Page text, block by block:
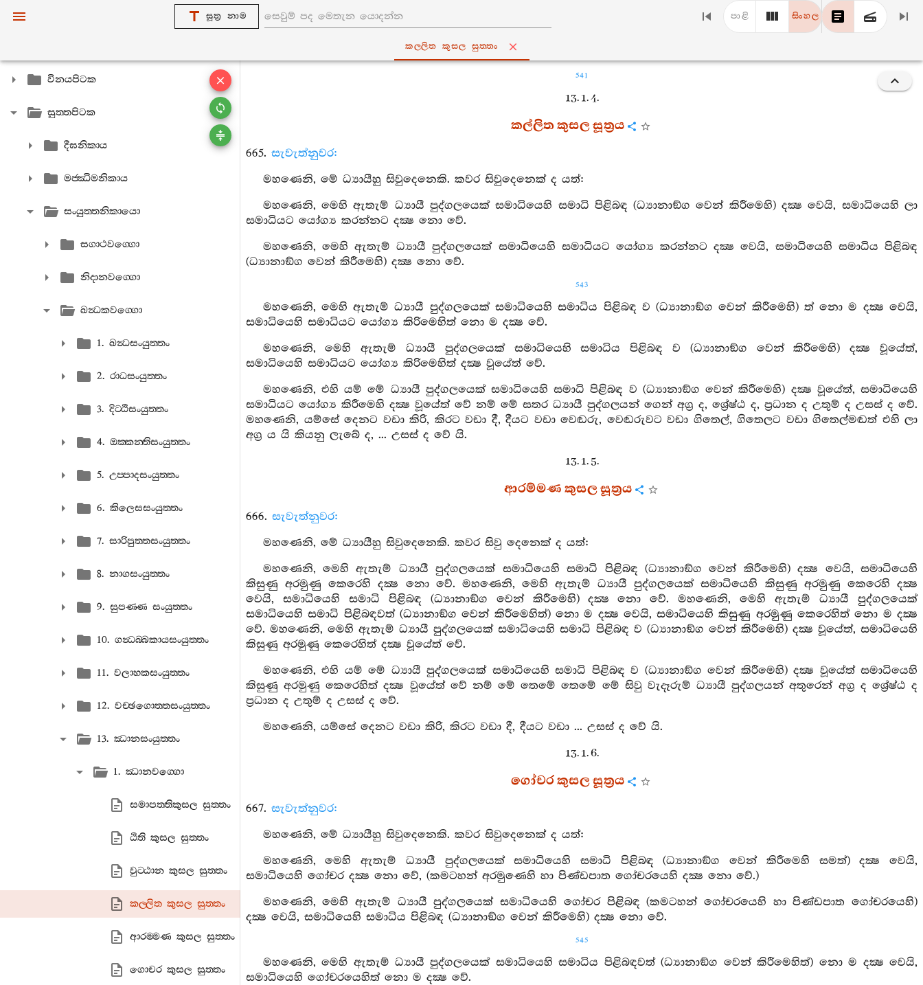
සූත්‍ර නාම පාළි සිංහල
කල‍්ලිත කුසල සුත‍්තං
විනයපිටක
සුත‍්තපිටක
දීඝනිකාය
මජ‍්ඣිමනිකාය
සංයුත‍්තනිකායො
සගාථවග‍්ගො
නිදානවග‍්ගො
ඛන්‍ධකවග‍්ගො
1. ඛන්‍ධසංයුත‍්තං
2. රාධසංයුත‍්තං
3. දිට‍්ඨිසංයුත‍්තං
4. ඔක‍්කන‍්තිසංයුත‍්තං
5. උප‍්පාදසංයුත‍්තං
6. කිලෙසසංයුත‍්තං
7. සාරිපුත‍්තසංයුත‍්තං
8. නාගසංයුත‍්තං
9. සුපණ‍්ණ සංයුත‍්තං
10. ගන්‍ධබ‍්බකායසංයුත‍්තං
11. වලාහකසංයුත‍්තං
12. වච‍්ඡගොත‍්තසංයුත‍්තං
13. ඣානසංයුත‍්තං
1. ඣානවග‍්ගො
සමාපත‍්තිකුසල සුත‍්තං
ඨිති කුසල සුත‍්තං
වුට‍්ඨාන කුසල සුත‍්තං
කල‍්ලිත කුසල සුත‍්තං
ආරම‍්මණ කුසල සුත‍්තං
ගොචර කුසල සුත‍්තං
541
13. 1. 4.
කල්ලිත කුසල සූත්‍රය
665. සැවැත්නුවර:
මහණෙනි, මේ ධ්‍යායීහු සිවුදෙනෙකි. කවර සිවුදෙනෙක් ද යත්:
මහණෙනි, මෙහි ඇතැම් ධ්‍යායී පුද්ගලයෙක් සමාධියෙහි සමාධි පිළිබඳ (ධ්‍යානාඞ්ග වෙන් කිරීමෙහි) දක්‍ෂ වෙයි, සමාධියෙහි ලා
සමාධියට යෝග්‍ය කරන්නට දක්‍ෂ නො වේ.
මහණෙනි, මෙහි ඇතැම් ධ්‍යායී පුද්ගලයෙක් සමාධියෙහි සමාධියට යෝග්‍ය කරන්නට දක්‍ෂ වෙයි, සමාධියෙහි සමාධිය පිළිබඳ
(ධ්‍යානාඞ්ග වෙන් කිරීමෙහි) දක්‍ෂ නො වේ.
543
මහණෙනි, මෙහි ඇතැම් ධ්‍යායී පුද්ගලයෙක් සමාධියෙහි සමාධිය පිළිබඳ ව (ධ්‍යානාඞ්ග වෙන් කිරීමෙහි) ත් නො ම දක්‍ෂ වෙයි,
සමාධියෙහි සමාධියට යෝග්‍ය කිරිමෙහිත් නො ම දක්‍ෂ වේ.
මහණෙනි, මෙහි ඇතැම් ධ්‍යායී පුද්ගලයෙක් සමාධියෙහි සමාධිය පිළිබඳ ව (ධ්‍යානාඞ්ග වෙන් කිරීමෙහි) දක්‍ෂ වූයේත්,
සමාධියෙහි සමාධියට යෝග්‍ය කිරිමෙහිත් දක්‍ෂ වූයේත් වේ.
මහණෙනි, එහි යම් මේ ධ්‍යායී පුද්ගලයෙක් සමාධියෙහි සමාධි පිළිබඳ ව (ධ්‍යානාඞ්ග වෙන් කිරීමෙහි) දක්‍ෂ වූයේත්, සමාධියෙහි
සමාධියට යෝග්‍ය කිරීමෙහි දක්‍ෂ වූයේත් වේ නම් මේ සතර ධ්‍යායී පුද්ගලයන් ගෙන් අග්‍ර ද, ශ්‍රේෂ්ඨ ද, ප්‍රධාන ද උතුම් ද උසස් ද වේ.
මහණෙනි, යම්සේ දෙනට වඩා කිරි, කිරට වඩා දී, දීයට වඩා වෙඬරු, වෙඬරුවට වඩා ගිතෙල්, ගිතෙලට වඩා ගිතෙල්මඬත් එහි ලා
අග්‍ර ය යි කියනු ලැබේ ද, ... උසස් ද වේ යි.
13. 1. 5.
ආරම්මණ කුසල සූත්‍රය
666. සැවැත්නුවර:
මහණෙනි, මේ ධ්‍යායීහු සිවුදෙනෙකි. කවර සිවු දෙනෙක් ද යත්:
මහණෙනි, මෙහි ඇතැම් ධ්‍යායී පුද්ගලයෙක් සමාධියෙහි සමාධි පිළිබඳ (ධ්‍යානාඞ්ග වෙන් කිරීමෙහි) දක්‍ෂ වෙයි, සමාධියෙහි
කිසුණු අරමුණු කෙරෙහි දක්‍ෂ නො වේ. මහණෙනි, මෙහි ඇතැම් ධ්‍යායී පුද්ගලයෙක් සමාධියෙහි කිසුණු අරමුණු කෙරෙහි දක්‍ෂ
වෙයි, සමාධියෙහි සමාධි පිළිබඳ (ධ්‍යානාඞ්ග වෙන් කිරීමෙහි) දක්‍ෂ නො වේ. මහණෙනි, මෙහි ඇතැම් ධ්‍යායී පුද්ගලයෙක්
සමාධියෙහි සමාධි පිළිබඳවත් (ධ්‍යානාඞ්ග වෙන් කිරීමෙහිත්) නො ම දක්‍ෂ වෙයි, සමාධියෙහි කිසුණු අරමුණු කෙරෙහිත් නො ම දක්‍ෂ
වේ. මහණෙනි, මෙහි ඇතැම් ධ්‍යායී පුද්ගලයෙක් සමාධියෙහි සමාධි පිළිබඳ ව (ධ්‍යානාඞ්ග වෙන් කිරීමෙහි) දක්‍ෂ වූයේත්, සමාධියෙහි
කිසුණු අරමුණු කෙරෙහිත් දක්‍ෂ වූයේත් වේ.
මහණෙනි, එහි යම් මේ ධ්‍යායී පුද්ගලයෙක් සමාධියෙහි සමාධි පිළිබඳ ව (ධ්‍යානාඞ්ග වෙන් කිරීමෙහි) දක්‍ෂ වූයේත් සමාධියෙහි
කිසුණු අරමුණු කෙරෙහිත් දක්‍ෂ වූයේත් වේ නම් මේ තෙමේ තෙමේ මේ සිවු වැදෑරුම් ධ්‍යායී පුද්ගලයන් අතුරෙන් අග්‍ර ද ශ්‍රේෂ්ඨ ද
ප්‍රධාන ද උතුම් ද උසස් ද වේ.
මහණෙනි, යම්සේ දෙනට වඩා කිරි, කිරට වඩා දී, දීයට වඩා ... උසස් ද වේ යි.
13. 1. 6.
ගෝචර කුසල සූත්‍රය
667. සැවැත්නුවර:
මහණෙනි, මේ ධ්‍යායීහු සිවුදෙනෙකි. කවර සිවුදෙනෙක් ද යත්:
මහණෙනි, මෙහි ඇතැම් ධ්‍යායී පුද්ගලයෙක් සමාධියෙහි සමාධි පිළිබඳ (ධ්‍යානාඞ්ග වෙන් කිරීමෙහි සමත්) දක්‍ෂ වෙයි,
සමාධියෙහි ගෝචර දක්‍ෂ නො වේ, (කමටහන් අරමුණෙහි හා පිණ්ඩපාත ගෝචරයෙහි දක්‍ෂ නො වේ.)
මහණෙනි, මෙහි ඇතැම් ධ්‍යායී පුද්ගලයෙක් සමාධියෙහි ගෝචර පිළිබඳ (කමටහන් ගෝචරයෙහි හා පිණ්ඩපාත ගෝචරයෙහි)
දක්‍ෂ වෙයි, සමාධියෙහි සමාධිය පිළිබඳ (ධ්‍යානාඞ්ග වෙන් කිරීමෙහි) දක්‍ෂ නො වේ.
545
මහණෙනි, මෙහි ඇතැම් ධ්‍යායී පුද්ගලයෙක් සමාධියෙහි සමාධිය පිළිබඳවත් (ධ්‍යානාඞ්ග වෙන් කිරීමෙහිත්) නො ම දක්‍ෂ වෙයි,
සමාධියෙහි ගෝචරයෙහිත් නො ම දක්‍ෂ වේ.